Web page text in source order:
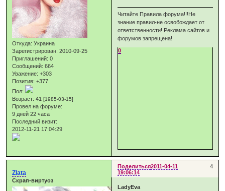
Откуда: Украина
Зарегистрирован: 2010-09-25
Приглашений: 0
Сообщений: 664
Уважение: +303
Позитив: +377
Пол:
Возраст: 41[1985-03-15]
Провел на форуме:
9 дней 22 часа
Последний визит:
2012-11-21 17:04:29
Читайте Правила форума!!!Не
знание правил-не освобождает от
ответственности! Реклама сайтов и
форумов запрещена!
0
Поделиться 4
2011-04-11
19:06:14
Zlata
Скрап-виртуоз
LadyEva